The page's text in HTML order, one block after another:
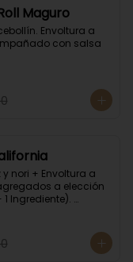
Maguro
Envoltura a
con salsa
y nori + Envoltura a
a elección
Ingrediente).